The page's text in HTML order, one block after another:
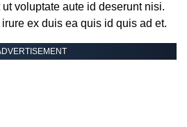
voluptate aute id deserunt nisi.
ex duis ea quis id quis ad et.